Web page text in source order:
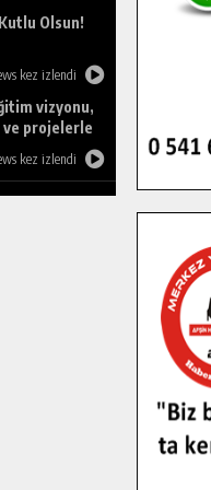
Olsun!
kez izlendi
vizyonu,
ve projelerle
kez izlendi